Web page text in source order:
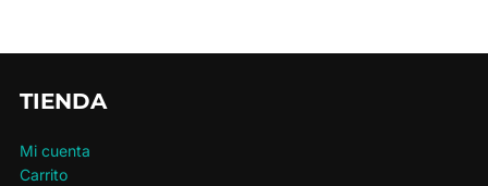
TIENDA
Mi cuenta
Carrito